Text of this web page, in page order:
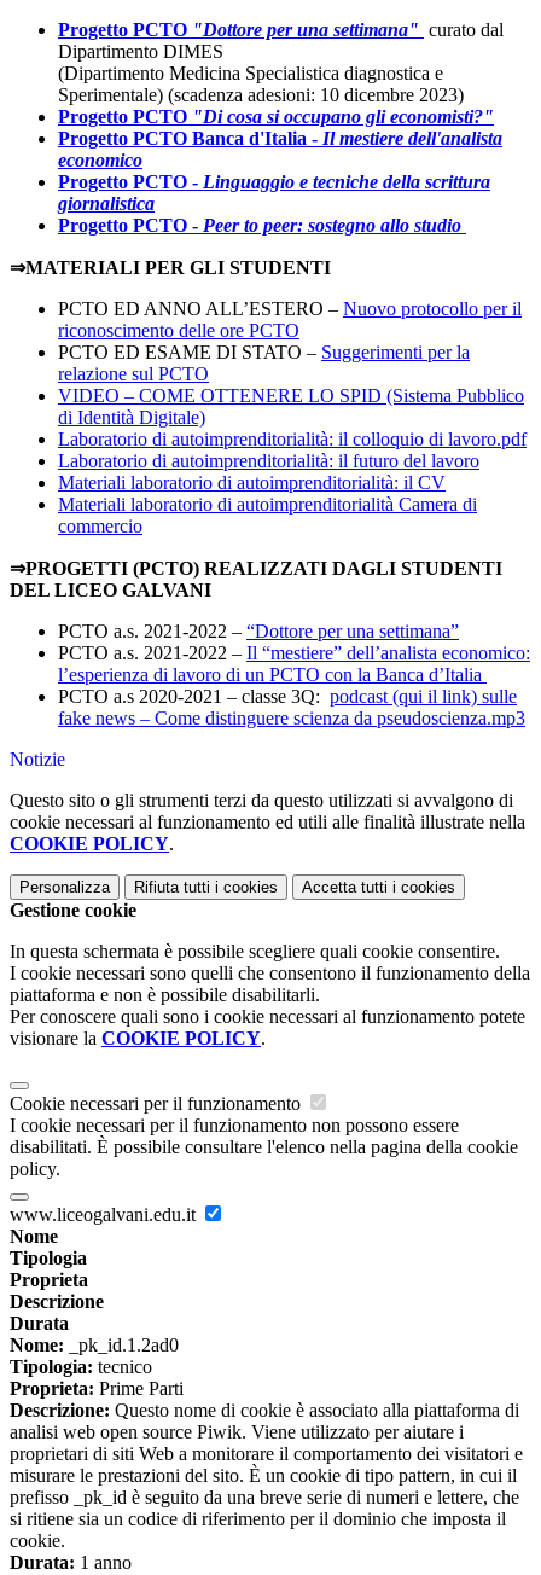
Progetto PCTO "Dottore per una settimana" curato dal
Dipartimento DIMES
(Dipartimento Medicina Specialistica diagnostica e
Sperimentale) (scadenza adesioni: 10 dicembre 2023)
Progetto PCTO "Di cosa si occupano gli economisti?"
Progetto PCTO Banca d'Italia - Il mestiere dell'analista
economico
Progetto PCTO - Linguaggio e tecniche della scrittura
giornalistica
Progetto PCTO - Peer to peer: sostegno allo studio
⇒MATERIALI PER GLI STUDENTI
PCTO ED ANNO ALL’ESTERO – Nuovo protocollo per il
riconoscimento delle ore PCTO
PCTO ED ESAME DI STATO – Suggerimenti per la
relazione sul PCTO
VIDEO – COME OTTENERE LO SPID (Sistema Pubblico
di Identità Digitale)
Laboratorio di autoimprenditorialità: il colloquio di lavoro.pdf
Laboratorio di autoimprenditorialità: il futuro del lavoro
Materiali laboratorio di autoimprenditorialità: il CV
Materiali laboratorio di autoimprenditorialità Camera di
commercio
⇒PROGETTI (PCTO) REALIZZATI DAGLI STUDENTI
DEL LICEO GALVANI
PCTO a.s. 2021-2022 – “Dottore per una settimana”
PCTO a.s. 2021-2022 – Il “mestiere” dell’analista economico:
l’esperienza di lavoro di un PCTO con la Banca d’Italia
PCTO a.s 2020-2021 – classe 3Q: podcast (qui il link) sulle
fake news – Come distinguere scienza da pseudoscienza.mp3
Notizie
Questo sito o gli strumenti terzi da questo utilizzati si avvalgono di
cookie necessari al funzionamento ed utili alle finalità illustrate nella
COOKIE POLICY.
Personalizza Rifiuta tutti i cookies Accetta tutti i cookies
Gestione cookie
In questa schermata è possibile scegliere quali cookie consentire.
I cookie necessari sono quelli che consentono il funzionamento della
piattaforma e non è possibile disabilitarli.
Per conoscere quali sono i cookie necessari al funzionamento potete
visionare la COOKIE POLICY.
Cookie necessari per il funzionamento
I cookie necessari per il funzionamento non possono essere
disabilitati. È possibile consultare l'elenco nella pagina della cookie
policy.
www.liceogalvani.edu.it
Nome
Tipologia
Proprieta
Descrizione
Durata
Nome: _pk_id.1.2ad0
Tipologia: tecnico
Proprieta: Prime Parti
Descrizione: Questo nome di cookie è associato alla piattaforma di
analisi web open source Piwik. Viene utilizzato per aiutare i
proprietari di siti Web a monitorare il comportamento dei visitatori e
misurare le prestazioni del sito. È un cookie di tipo pattern, in cui il
prefisso _pk_id è seguito da una breve serie di numeri e lettere, che
si ritiene sia un codice di riferimento per il dominio che imposta il
cookie.
Durata: 1 anno